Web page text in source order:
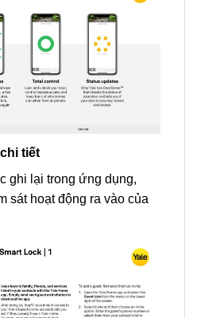
tiết
ghi lại trong ứng dụng,
sát hoạt động ra vào của